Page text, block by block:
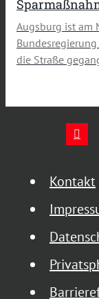
Augsburg ist am
die Straße
Kontakt